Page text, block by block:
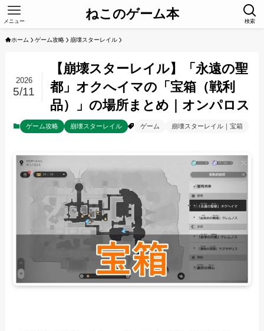
ねこのゲーム本 検索
メニュー
ホーム ゲーム攻略 崩壊スターレイル
【崩壊スターレイル】「永遠の聖
都」オクへイマの「宝箱（戦利
品）」の場所まとめ｜オンパロス
2026
5/11
ゲーム攻略 崩壊スターレイル ゲーム 崩壊スターレイル｜宝箱